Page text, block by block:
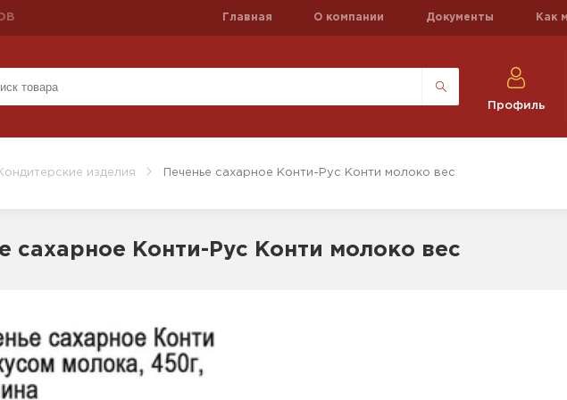
Главная О компании Документы Как
Профиль
изделия Печенье сахарное Конти-Рус Конти молоко вес
сахарное Конти-Рус Конти молоко вес